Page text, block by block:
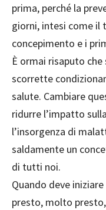
prima, perché la
giorni, intesi come il
concepimento e i
È ormai risaputo
scorrette
salute. Cambiare
ridurre l’impatto
l’insorgenza di
saldamente un
di tutti noi.
Quando deve
presto, molto